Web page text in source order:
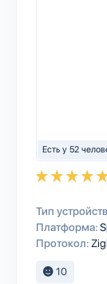
Есть у 52
Тип
Платформа:
Протокол:
10